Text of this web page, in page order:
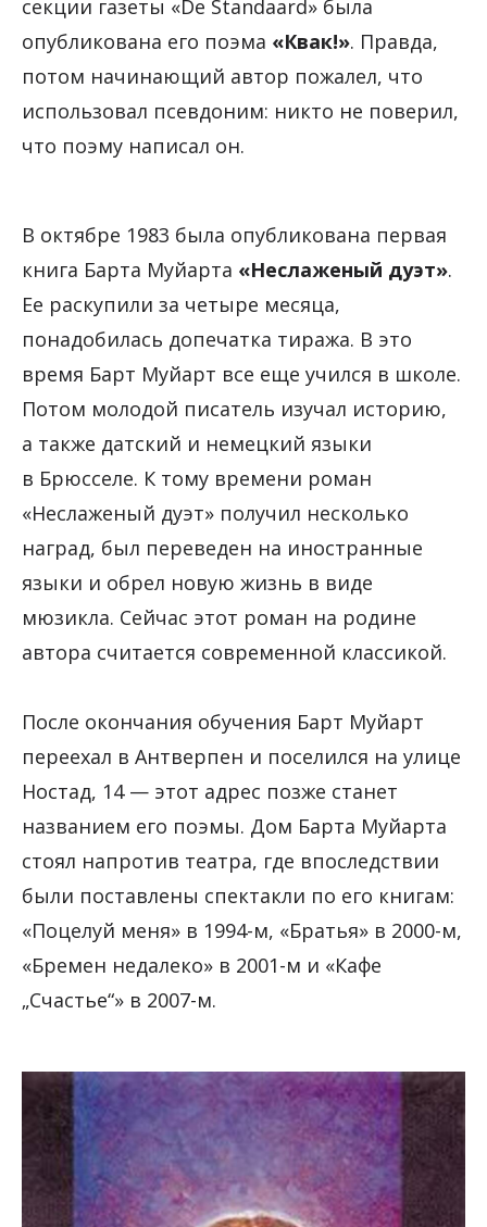
секции газеты «De Standaard» была
опубликована его поэма «Квак!». Правда,
потом начинающий автор пожалел, что
использовал псевдоним: никто не поверил,
что поэму написал он.
В октябре 1983 была опубликована первая
книга Барта Муйарта «Неслаженый дуэт».
Ее раскупили за четыре месяца,
понадобилась допечатка тиража. В это
время Барт Муйарт все еще учился в школе.
Потом молодой писатель изучал историю,
а также датский и немецкий языки
в Брюсселе. К тому времени роман
«Неслаженый дуэт» получил несколько
наград, был переведен на иностранные
языки и обрел новую жизнь в виде
мюзикла. Сейчас этот роман на родине
автора считается современной классикой.
После окончания обучения Барт Муйарт
переехал в Антверпен и поселился на улице
Ностад, 14 — этот адрес позже станет
названием его поэмы. Дом Барта Муйарта
стоял напротив театра, где впоследствии
были поставлены спектакли по его книгам:
«Поцелуй меня» в 1994-м, «Братья» в 2000-м,
«Бремен недалеко» в 2001-м и «Кафе
„Счастье“» в 2007-м.